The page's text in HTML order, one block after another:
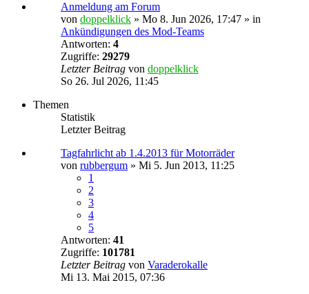
Anmeldung am Forum
von doppelklick » Mo 8. Jun 2026, 17:47 » in
Ankündigungen des Mod-Teams
Antworten: 4
Zugriffe: 29279
Letzter Beitrag von doppelklick
So 26. Jul 2026, 11:45
Themen
Statistik
Letzter Beitrag
Tagfahrlicht ab 1.4.2013 für Motorräder
von rubbergum » Mi 5. Jun 2013, 11:25
1
2
3
4
5
Antworten: 41
Zugriffe: 101781
Letzter Beitrag von Varaderokalle
Mi 13. Mai 2015, 07:36